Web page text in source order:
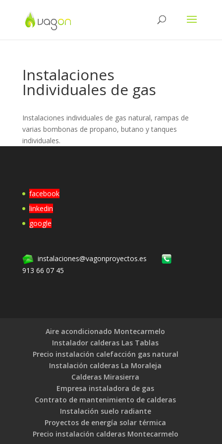
Instalaciones
Individuales de gas
Instalaciones individuales de gas natural, rampas de
varias bombonas de propano, butano y tanques
individuales.
facebook
linkedin
google
instalaciones@vagonproyectos.es
913 66 07 45
Aire acondicionado Montecarmelo
Instalador calderas Las Tablas
Precio instalación calefacción gas natural
Instalación calderas La Moraleja
Calderas Mirasierra
Empresa instaladora de gas
Contrato de mantenimiento de calderas
Instalación suelo radiante
Proyectos de energía solar térmica
Precio instalación calderas Montecarmelo